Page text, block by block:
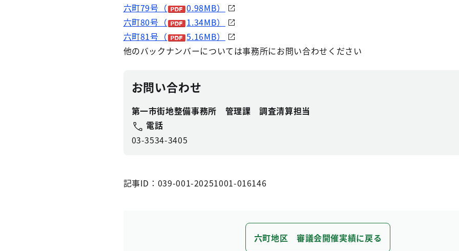
六町79号（
0.98MB）
六町80号（
1.34MB）
六町81号（
5.16MB）
他のバックナンバーについては事務所にお問い合わせください
お問い合わせ
第一市街地整備事務所 管理課 調査清算担当
電話
03-3534-3405
記事ID：039-001-20251001-016146
六町地区 審議会開催実績に戻る